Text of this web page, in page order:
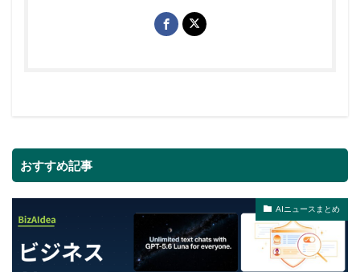
おすすめ記事
AIニュースまとめ